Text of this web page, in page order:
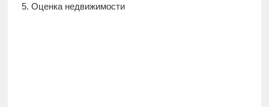
Оценка недвижимости